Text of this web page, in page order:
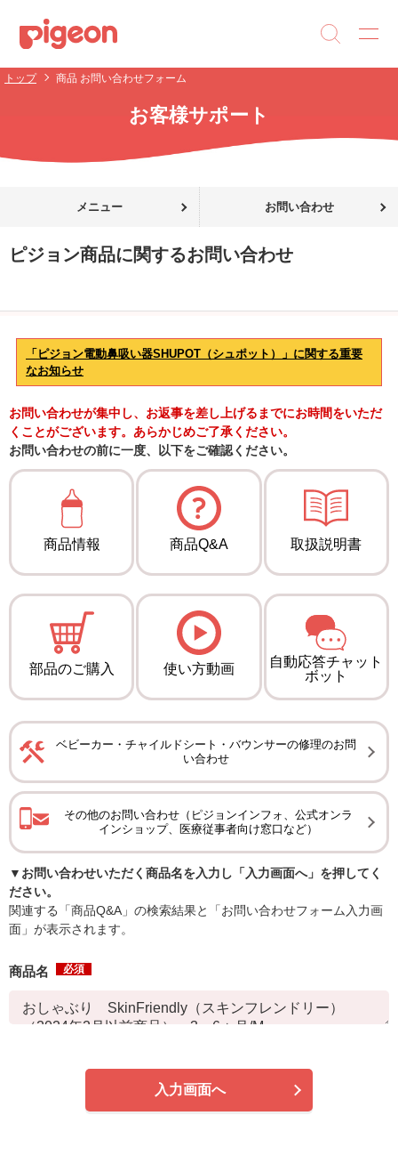
トップ 商品 お問い合わせフォーム
お客様サポート
メニュー お問い合わせ
ピジョン商品に関するお問い合わせ
「ピジョン電動鼻吸い器SHUPOT（シュポット）」に関する重要
なお知らせ
お問い合わせが集中し、お返事を差し上げるまでにお時間をいただ
くことがございます。あらかじめご了承ください。
お問い合わせの前に一度、以下をご確認ください。
商品情報 商品Q&A 取扱説明書
部品のご購入 使い方動画
自動応答チャット
ボット
ベビーカー・チャイルドシート・バウンサーの修理のお問
い合わせ
その他のお問い合わせ（ピジョンインフォ、公式オンラ
インショップ、医療従事者向け窓口など）
▼お問い合わせいただく商品名を入力し「入力画面へ」を押してく
ださい。
関連する「商品Q&A」の検索結果と「お問い合わせフォーム入力画
面」が表示されます。
商品名 必須
入力画面へ